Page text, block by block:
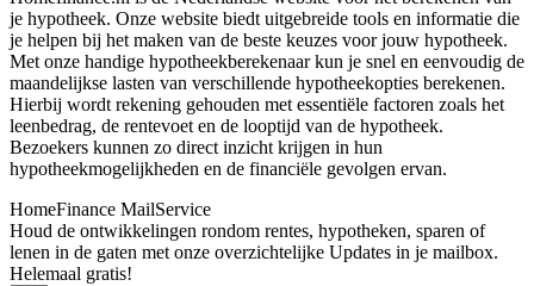
je hypotheek. Onze website biedt uitgebreide tools en informatie die
je helpen bij het maken van de beste keuzes voor jouw hypotheek.
Met onze handige hypotheekberekenaar kun je snel en eenvoudig de
maandelijkse lasten van verschillende hypotheekopties berekenen.
Hierbij wordt rekening gehouden met essentiële factoren zoals het
leenbedrag, de rentevoet en de looptijd van de hypotheek.
Bezoekers kunnen zo direct inzicht krijgen in hun
hypotheekmogelijkheden en de financiële gevolgen ervan.
HomeFinance MailService
Houd de ontwikkelingen rondom rentes, hypotheken, sparen of
lenen in de gaten met onze overzichtelijke Updates in je mailbox.
Helemaal gratis!